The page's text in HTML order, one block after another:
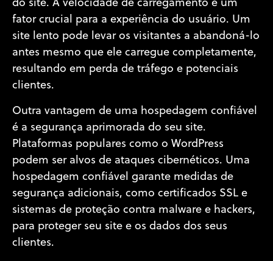
do site. A velocidade de carregamento é um
fator crucial para a experiência do usuário. Um
site lento pode levar os visitantes a abandoná-lo
antes mesmo que ele carregue completamente,
resultando em perda de tráfego e potenciais
clientes.
Outra vantagem de uma hospedagem confiável
é a segurança aprimorada do seu site.
Plataformas populares como o WordPress
podem ser alvos de ataques cibernéticos. Uma
hospedagem confiável garante medidas de
segurança adicionais, como certificados SSL e
sistemas de proteção contra malware e hackers,
para proteger seu site e os dados dos seus
clientes.